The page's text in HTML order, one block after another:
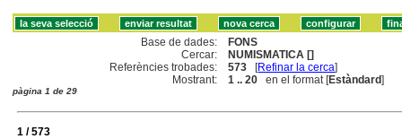
Base de dades:
FONS
Cercar:
NUMISMATICA []
Referències trobades:
573 [Refinar la cerca]
Mostrant:
1 .. 20 en el format [Estàndard]
pàgina 1 de 29
1 / 573